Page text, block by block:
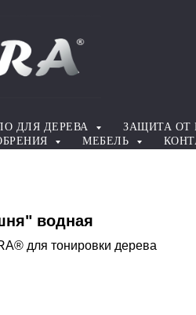
ДЛЯ ДЕРЕВА ЗАЩИТА ОТ
МЕБЕЛЬ
водная
для тонировки дерева